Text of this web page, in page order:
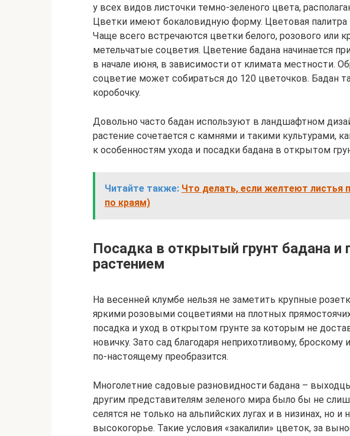
у всех видов листочки темно-зеленого цвета,
Цветки имеют бокаловидную форму. Цветовая палитра
Чаще всего встречаются цветки белого, розового или
метельчатые соцветия. Цветение бадана начинается
в начале июня, в зависимости от климата местности.
соцветие может собираться до 120 цветочков. Бадан
коробочку.
Довольно часто бадан используют в ландшафтном
растение сочетается с камнями и такими культурами,
к особенностям ухода и посадки бадана в открытом
Читайте также: Что делать, если желтеют листья
по краям)
Посадка в открытый грунт бадана и
растением
На весенней клумбе нельзя не заметить крупные
яркими розовыми соцветиями на плотных
посадка и уход в открытом грунте за которым не
новичку. Зато сад благодаря неприхотливому,
по-настоящему преобразится.
Многолетние садовые разновидности бадана –
другим представителям зеленого мира было бы не
селятся не только на альпийских лугах и в низинах, но
высокогорье. Такие условия «закалили» цветок, за